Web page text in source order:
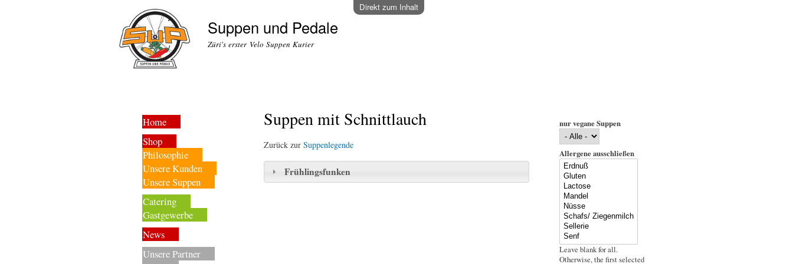
Direkt zum Inhalt
Suppen und Pedale
Züri's erster Velo Suppen Kurier
Home
Shop
Philosophie
Unsere Kunden
Unsere Suppen
Catering
Gastgewerbe
News
Unsere Partner
Suppen mit Schnittlauch
Zurück zur Suppenlegende
Frühlingsfunken
nur vegane Suppen
Allergene ausschließen
Leave blank for all.
Otherwise, the first selected